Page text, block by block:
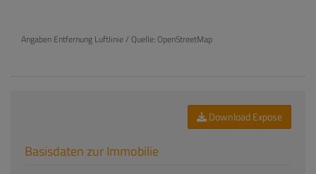
Angaben Entfernung Luftlinie / Quelle: OpenStreetMap
Download Expose
Basisdaten zur Immobilie